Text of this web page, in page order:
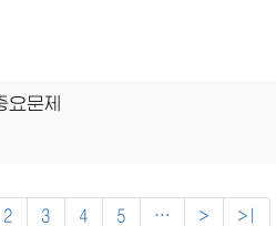
문제
2 3 4 5 ⋯ > >|